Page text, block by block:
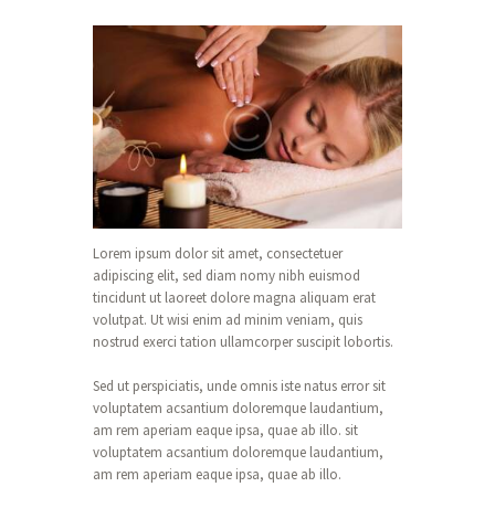
Lorem ipsum dolor sit amet, consectetuer
adipiscing elit, sed diam nomy nibh euismod
tincidunt ut laoreet dolore magna aliquam erat
volutpat. Ut wisi enim ad minim veniam, quis
nostrud exerci tation ullamcorper suscipit lobortis.
Sed ut perspiciatis, unde omnis iste natus error sit
voluptatem acsantium doloremque laudantium,
am rem aperiam eaque ipsa, quae ab illo. sit
voluptatem acsantium doloremque laudantium,
am rem aperiam eaque ipsa, quae ab illo.